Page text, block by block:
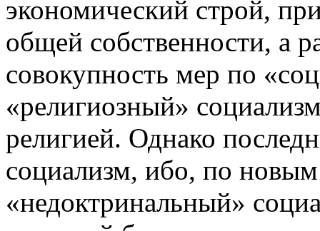
экономический строй,
общей собственности, а
совокупность мер по
«религиозный»
религией. Однако
социализм, ибо, по новым
«недоктринальный»